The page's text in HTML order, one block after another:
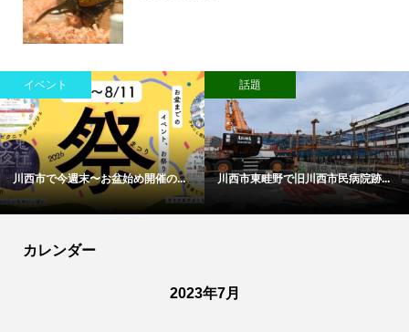
イベント
川西市で今週末〜お盆始め開催の...
話題
川西市東畦野で旧川西市民病院跡...
カレンダー
2023年7月